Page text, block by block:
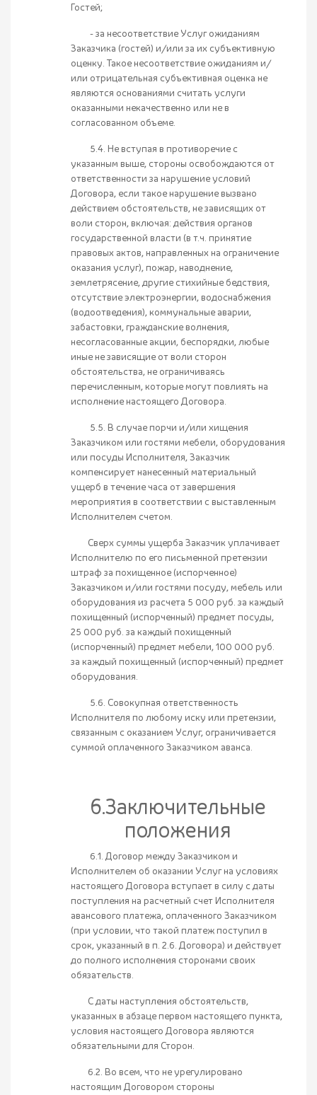
Гостей;
- за несоответствие Услуг ожиданиям
Заказчика (гостей) и/или за их субъективную
оценку. Такое несоответствие ожиданиям и/
или отрицательная субъективная оценка не
являются основаниями считать услуги
оказанными некачественно или не в
согласованном объеме.
5.4. Не вступая в противоречие с
указанным выше, стороны освобождаются от
ответственности за нарушение условий
Договора, если такое нарушение вызвано
действием обстоятельств, не зависящих от
воли сторон, включая: действия органов
государственной власти (в т.ч. принятие
правовых актов, направленных на ограничение
оказания услуг), пожар, наводнение,
землетрясение, другие стихийные бедствия,
отсутствие электроэнергии, водоснабжения
(водоотведения), коммунальные аварии,
забастовки, гражданские волнения,
несогласованные акции, беспорядки, любые
иные не зависящие от воли сторон
обстоятельства, не ограничиваясь
перечисленным, которые могут повлиять на
исполнение настоящего Договора.
5.5. В случае порчи и/или хищения
Заказчиком или гостями мебели, оборудования
или посуды Исполнителя, Заказчик
компенсирует нанесенный материальный
ущерб в течение часа от завершения
мероприятия в соответствии с выставленным
Исполнителем счетом.
Сверх суммы ущерба Заказчик уплачивает
Исполнителю по его письменной претензии
штраф за похищенное (испорченное)
Заказчиком и/или гостями посуду, мебель или
оборудования из расчета 5 000 руб. за каждый
похищенный (испорченный) предмет посуды,
25 000 руб. за каждый похищенный
(испорченный) предмет мебели, 100 000 руб.
за каждый похищенный (испорченный) предмет
оборудования.
5.6. Совокупная ответственность
Исполнителя по любому иску или претензии,
связанным с оказанием Услуг, ограничивается
суммой оплаченного Заказчиком аванса.
6.Заключительные
положения
6.1. Договор между Заказчиком и
Исполнителем об оказании Услуг на условиях
настоящего Договора вступает в силу с даты
поступления на расчетный счет Исполнителя
авансового платежа, оплаченного Заказчиком
(при условии, что такой платеж поступил в
срок, указанный в п. 2.6. Договора) и действует
до полного исполнения сторонами своих
обязательств.
С даты наступления обстоятельств,
указанных в абзаце первом настоящего пункта,
условия настоящего Договора являются
обязательными для Сторон.
6.2. Во всем, что не урегулировано
настоящим Договором стороны